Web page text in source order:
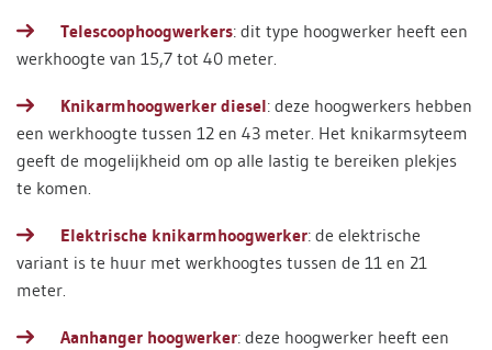
Telescoophoogwerkers: dit type hoogwerker heeft een
werkhoogte van 15,7 tot 40 meter.
Knikarmhoogwerker diesel: deze hoogwerkers hebben
een werkhoogte tussen 12 en 43 meter. Het knikarmsyteem
geeft de mogelijkheid om op alle lastig te bereiken plekjes
te komen.
Elektrische knikarmhoogwerker: de elektrische
variant is te huur met werkhoogtes tussen de 11 en 21
meter.
Aanhanger hoogwerker: deze hoogwerker heeft een